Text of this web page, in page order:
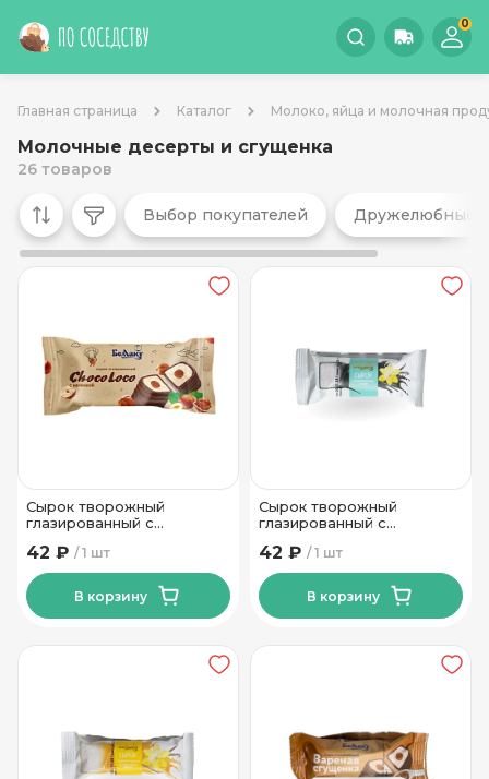
0
Главная страница Каталог Молоко, яйца и молочная
Молочные десерты и сгущенка
26 товаров
Выбор покупателей Дружелюбные
Сырок творожный
глазированный с
и фундуком 18% 40гр Тм
Беллакт
1 шт
42 ₽
В корзину
Сырок творожный
глазированный с
40гр Тм Беллакт
1 шт
42 ₽
В корзину